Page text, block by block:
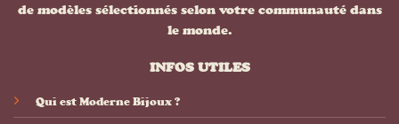
de modèles sélectionnés selon votre communauté dans
le monde.
INFOS UTILES
Qui est Moderne Bijoux ?